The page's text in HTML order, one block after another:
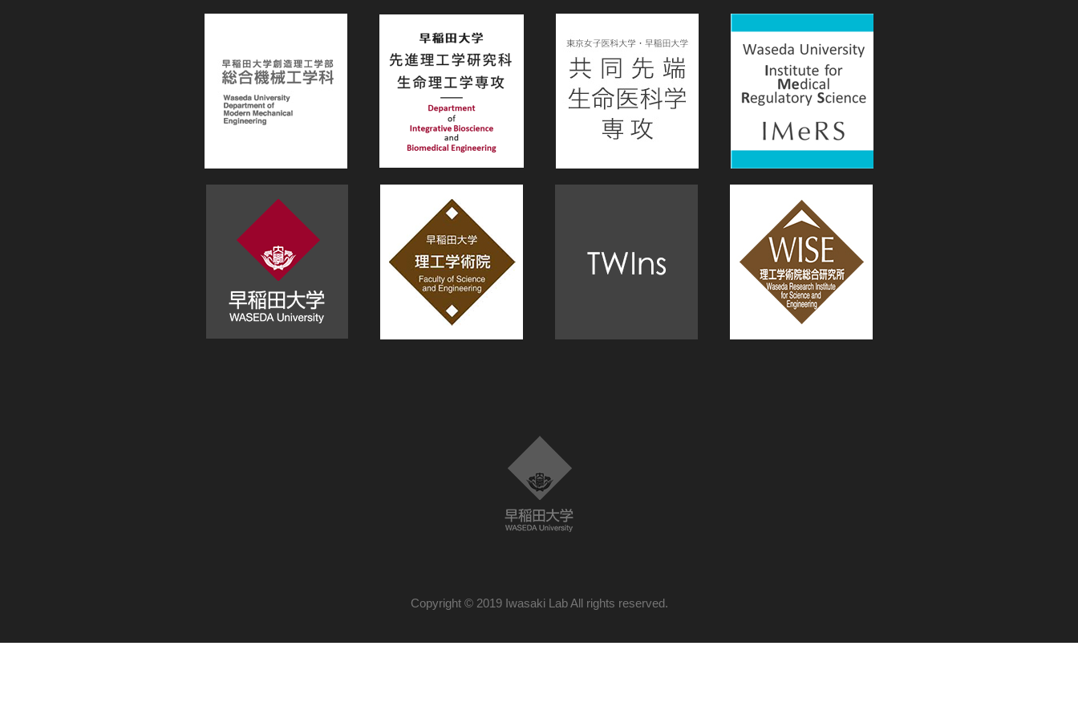
Copyright © 2019 Iwasaki Lab All rights reserved.